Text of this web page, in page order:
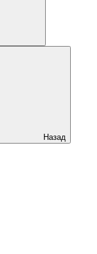
Назад